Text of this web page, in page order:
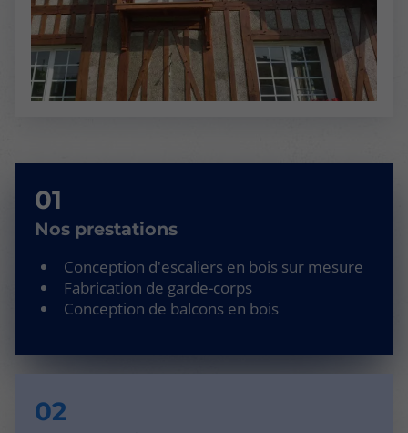
Nos prestations
Conception d'escaliers en bois sur mesure
Fabrication de garde-corps
Conception de balcons en bois